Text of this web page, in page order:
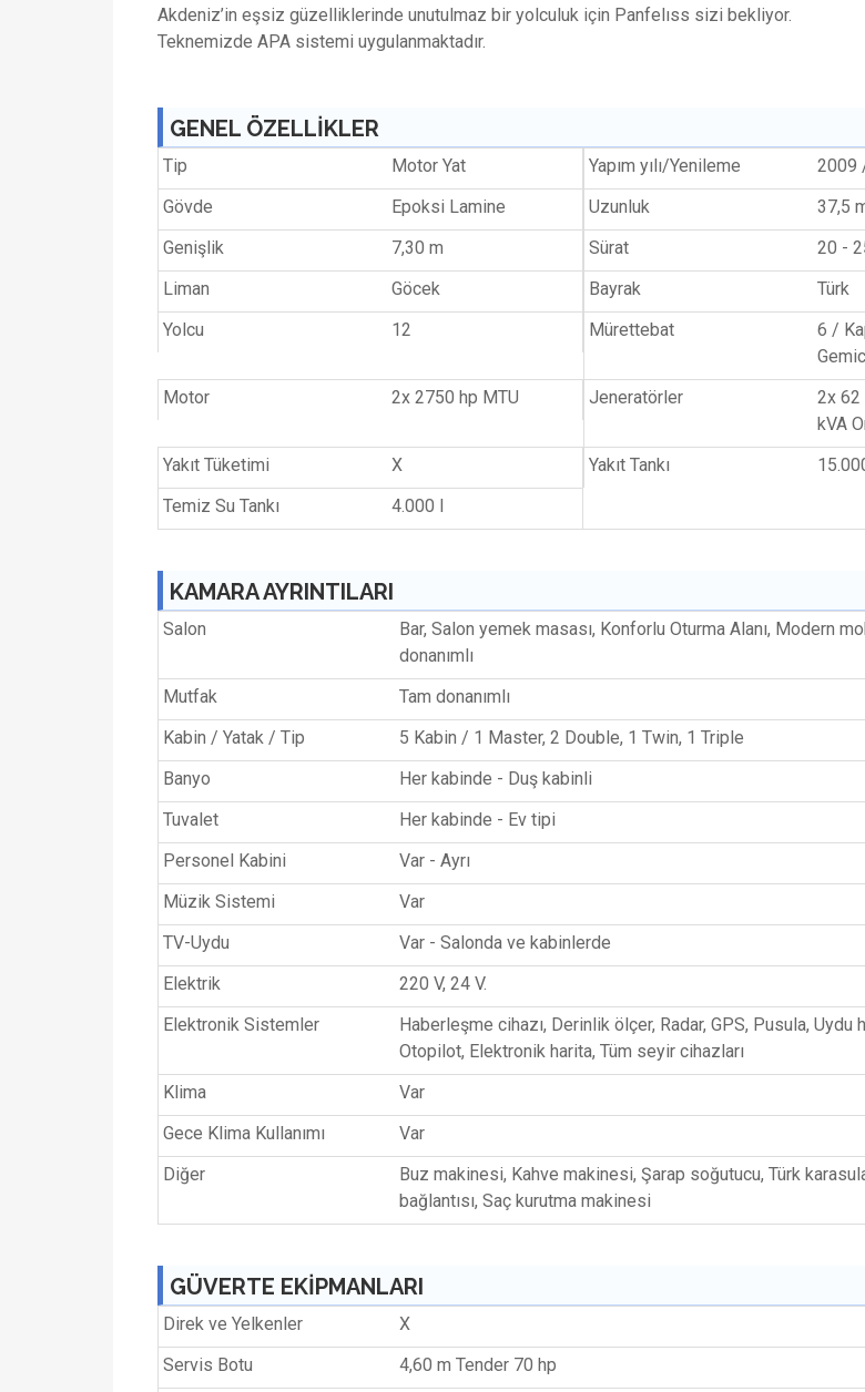
Akdeniz’in eşsiz güzelliklerinde unutulmaz bir yolculuk için Panfelıss sizi bekliyor.
Teknemizde APA sistemi uygulanmaktadır.
GENEL ÖZELLİKLER
Tip Motor Yat Yapım yılı/Yenileme
2009
Gövde
Epoksi Lamine Uzunluk
37,5
Genişlik
7,30 m Sürat
20 -
Liman
Göcek Bayrak
Türk
Yolcu
12 Mürettebat
6 /
Motor
2x 2750 hp MTU Jeneratörler
2x 62
kVA
Yakıt Tüketimi
X Yakıt Tankı
Temiz Su Tankı
4.000 l
KAMARA AYRINTILARI
Salon
Bar, Salon yemek masası, Konforlu Oturma Alanı, Modern
donanımlı
Mutfak
Tam donanımlı
Kabin / Yatak / Tip
5 Kabin / 1 Master, 2 Double, 1 Twin, 1 Triple
Banyo
Her kabinde - Duş kabinli
Tuvalet
Her kabinde - Ev tipi
Personel Kabini
Var - Ayrı
Müzik Sistemi
Var
TV-Uydu
Var - Salonda ve kabinlerde
Elektrik
220 V, 24 V.
Elektronik Sistemler
Haberleşme cihazı, Derinlik ölçer, Radar, GPS, Pusula, Uydu
Otopilot, Elektronik harita, Tüm seyir cihazları
Klima
Var
Gece Klima Kullanımı
Var
Diğer
Buz makinesi, Kahve makinesi, Şarap soğutucu, Türk
bağlantısı, Saç kurutma makinesi
GÜVERTE EKİPMANLARI
Direk ve Yelkenler
X
Servis Botu
4,60 m Tender 70 hp